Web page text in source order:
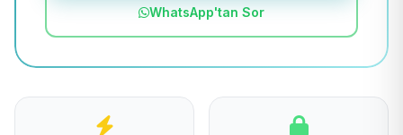
WhatsApp'tan Sor